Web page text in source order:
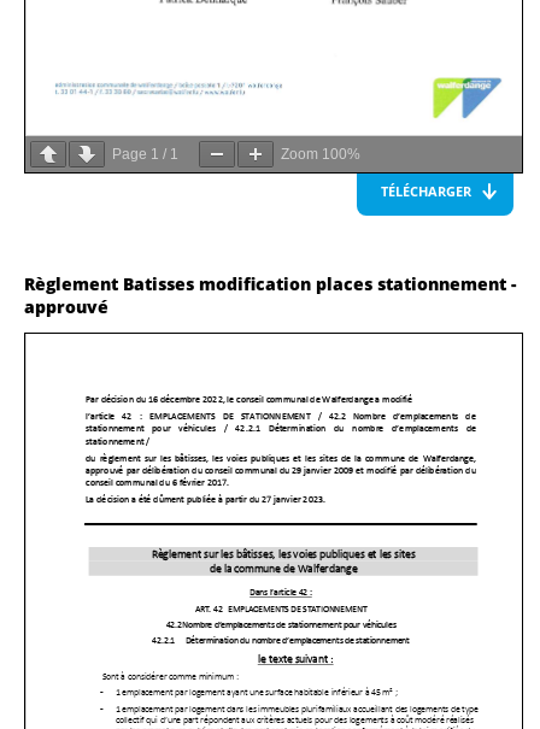
Page 1 / 1 Zoom 100%
TÉLÉCHARGER
Règlement Batisses modification places stationnement -
approuvé